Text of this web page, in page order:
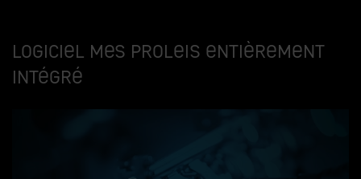
Logiciel MES ProLeiS entièrement
intégré